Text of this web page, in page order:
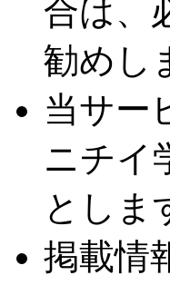
合は、
勧めし
当サー
ニチイ
としま
掲載情